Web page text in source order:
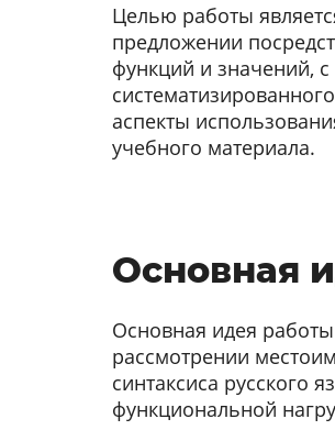
Целью работы
предложении
функций и значений,
аспекты
учебного материала.
Основная
Основная идея
рассмотрении
синтаксиса русского
функциональной